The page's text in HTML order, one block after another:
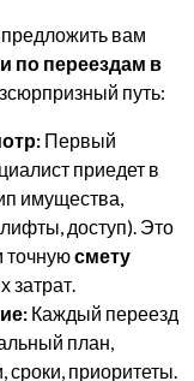
вам
по переездам в
путь:
Первый
приедет в
имущества,
лифты, доступ). Это
точнуюсмету
затрат.
Каждый переезд
план,
приоритеты.